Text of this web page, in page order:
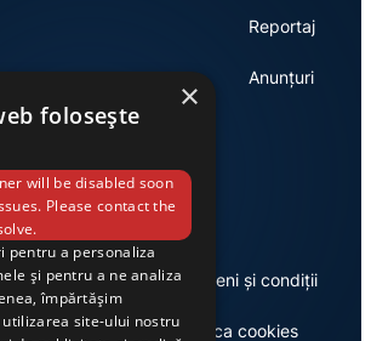
Reportaj
Anunțuri
utile
Exclusiv
Termeni și condiții
Politica cookies
×
folosește
will be disabled soon
Please contact the
pentru a personaliza
și pentru a ne analiza
împărtășim
site-ului nostru